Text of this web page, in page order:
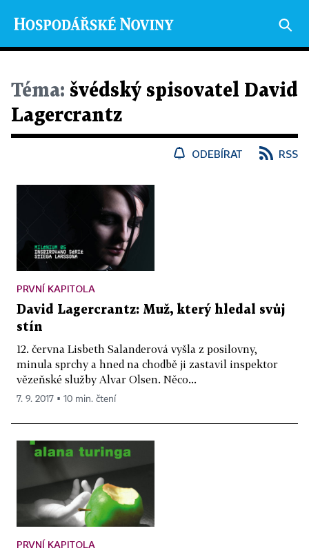
Téma: švédský spisovatel David
Lagercrantz
ODEBÍRAT RSS
PRVNÍ KAPITOLA
David Lagercrantz: Muž, který hledal svůj
stín
12. června Lisbeth Salanderová vyšla z posilovny,
minula sprchy a hned na chodbě ji zastavil inspektor
vězeňské služby Alvar Olsen. Něco...
7. 9. 2017 ▪ 10 min. čtení
PRVNÍ KAPITOLA